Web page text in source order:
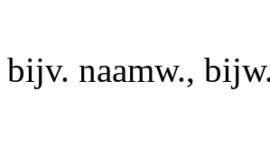
bijv. naamw.,